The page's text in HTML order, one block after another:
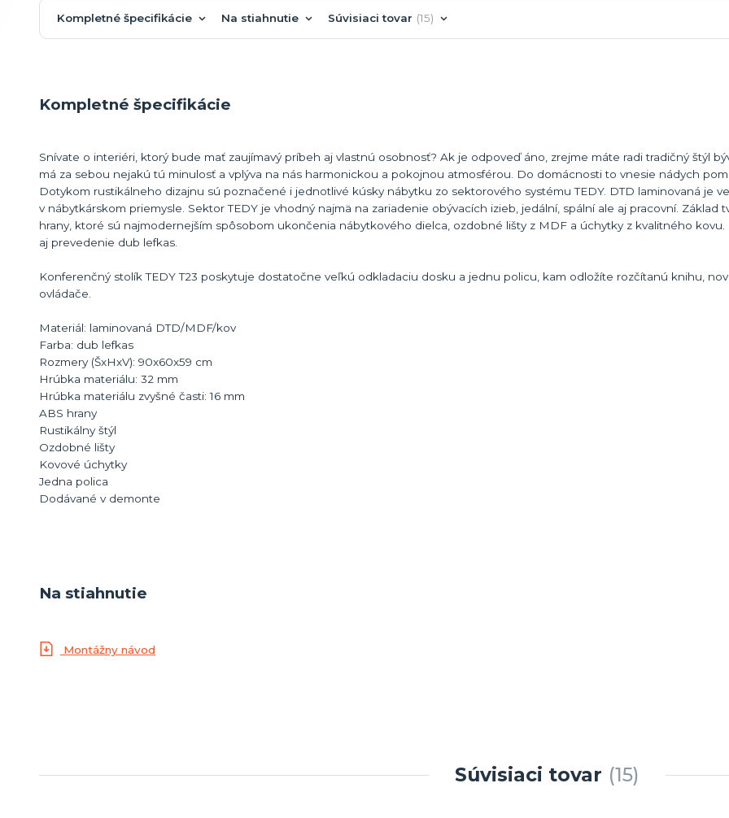
Kompletné špecifikácie Na stiahnutie Súvisiaci tovar 15
Kompletné špecifikácie
Snívate o interiéri, ktorý bude mať zaujímavý príbeh aj vlastnú osobnosť? Ak je odpoveď áno, zrejme máte radi tradičný štýl
má za sebou nejakú tú minulosť a vplýva na nás harmonickou a pokojnou atmosférou. Do domácnosti to vnesie nádych
Dotykom rustikálneho dizajnu sú poznačené i jednotlivé kúsky nábytku zo sektorového systému TEDY. DTD laminovaná je
v nábytkárskom priemysle. Sektor TEDY je vhodný najmä na zariadenie obývacích izieb, jedální, spální ale aj pracovní. Základ
hrany, ktoré sú najmodernejším spôsobom ukončenia nábytkového dielca, ozdobné lišty z MDF a úchytky z kvalitného kovu.
aj prevedenie dub lefkas.
Konferenčný stolík TEDY T23 poskytuje dostatočne veľkú odkladaciu dosku a jednu policu, kam odložíte rozčítanú knihu,
ovládače.
Materiál: laminovaná DTD/MDF/kov
Farba: dub lefkas
Rozmery (ŠxHxV): 90x60x59 cm
Hrúbka materiálu: 32 mm
Hrúbka materiálu zvyšné časti: 16 mm
ABS hrany
Rustikálny štýl
Ozdobné lišty
Kovové úchytky
Jedna polica
Dodávané v demonte
Na stiahnutie
Montážny návod
Súvisiaci tovar 15